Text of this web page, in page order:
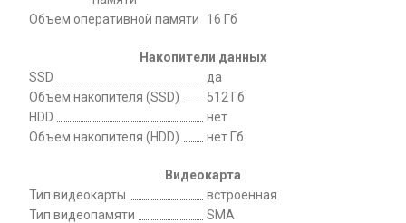
Объем оперативной памяти 16 Гб
Накопители данных
SSD
да
Объем накопителя (SSD)
512 Гб
HDD
нет
Объем накопителя (HDD)
нет Гб
Видеокарта
Тип видеокарты
встроенная
Тип видеопамяти
SMA